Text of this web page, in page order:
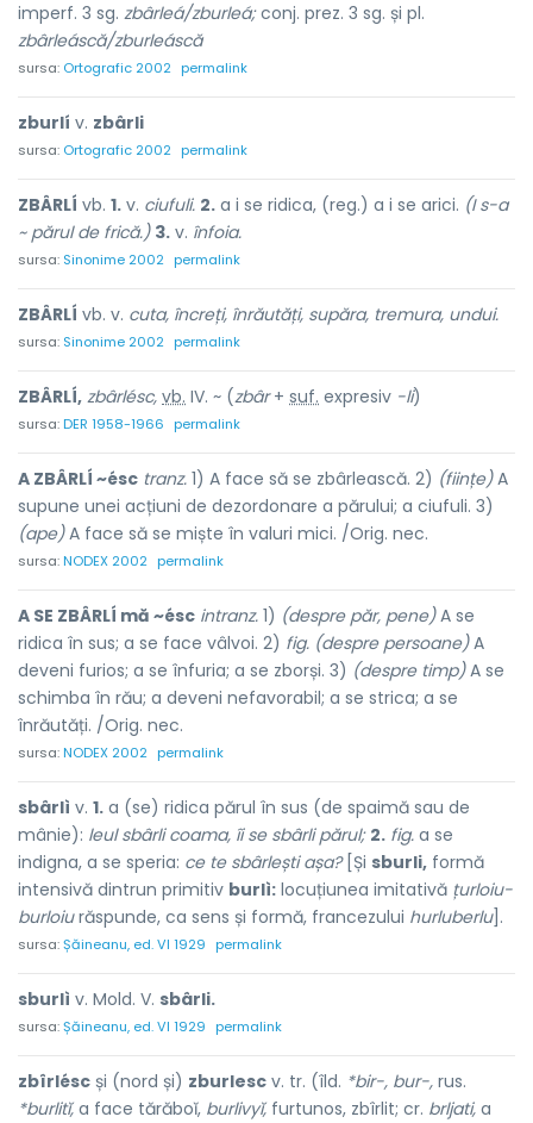
imperf. 3 sg. zbârleá/zburleá;conj. prez. 3 sg. și pl.
zbârleáscă/zburleáscă
sursa: Ortografic 2002 permalink
zburlí v. zbârli
sursa: Ortografic 2002 permalink
ZBÂRLÍ vb. 1. v. ciufuli. 2. a i se ridica, (reg.) a i se arici. (I s-a
~ părul de frică.) 3. v. înfoia.
sursa: Sinonime 2002 permalink
ZBÂRLÍ vb. v. cuta, încreți, înrăutăți, supăra, tremura, undui.
sursa: Sinonime 2002 permalink
ZBÂRLÍ, zbârlésc, vb. IV. ~ (zbâr+ suf. expresiv -li)
sursa:DER 1958-1966 permalink
A ZBÂRLÍ ~ésc tranz. 1) A face să se zbârlească. 2) (ființe)A
supune unei acțiuni de dezordonare a părului; a ciufuli. 3)
(ape)A face să se miște în valuri mici. /Orig. nec.
sursa:NODEX 2002 permalink
A SE ZBÂRLÍ mă ~ésc intranz. 1) (despre păr, pene)A se
ridica în sus; a se face vâlvoi. 2) fig. (despre persoane)A
deveni furios; a se înfuria; a se zborși. 3) (despre timp)A se
schimba în rău; a deveni nefavorabil; a se strica; a se
înrăutăți. /Orig. nec.
sursa:NODEX 2002 permalink
sbârlì v. 1. a (se) ridica părul în sus (de spaimă sau de
mânie): leul sbârli coama, îi se sbârli părul; 2. fig. a se
indigna, a se speria: ce te sbârlești așa?[Și sburli, formă
intensivă dintrun primitiv burlì: locuțiunea imitativă țurloiu-
burloiurăspunde, ca sens și formă, francezului hurluberlu].
sursa:Șăineanu, ed. VI 1929 permalink
sburlì v. Mold. V. sbârli.
sursa:Șăineanu, ed. VI 1929 permalink
zbîrlésc și (nord și) zburlesc v. tr. (îld. *bir-, bur-, rus.
*burlitĭ, a face tărăboĭ, burlivyĭ, furtunos, zbîrlit; cr. brljati, a